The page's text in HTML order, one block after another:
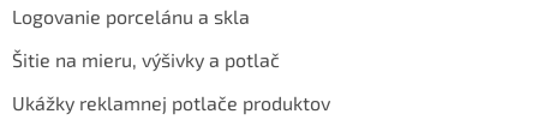
Logovanie porcelánu a skla
Šitie na mieru, výšivky a potlač
Ukážky reklamnej potlače produktov